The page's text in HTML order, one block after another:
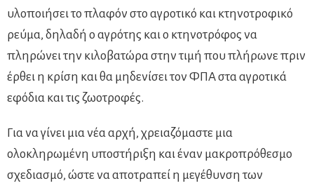
υλοποιήσει το πλαφόν στο αγροτικό και κτηνοτροφικό
ρεύμα, δηλαδή ο αγρότης και ο κτηνοτρόφος να
πληρώνει την κιλοβατώρα στην τιμή που πλήρωνε πριν
έρθει η κρίση και θα μηδενίσει τον ΦΠΑ στα αγροτικά
εφόδια και τις ζωοτροφές.
Για να γίνει μια νέα αρχή, χρειαζόμαστε μια
ολοκληρωμένη υποστήριξη και έναν μακροπρόθεσμο
σχεδιασμό, ώστε να αποτραπεί η μεγέθυνση των